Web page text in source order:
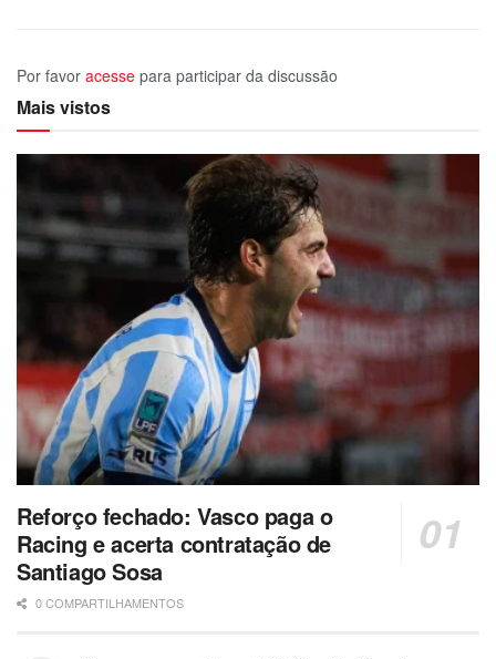
Por favor acesse para participar da discussão
Mais vistos
Reforço fechado: Vasco paga o
Racing e acerta contratação de
Santiago Sosa
0 COMPARTILHAMENTOS